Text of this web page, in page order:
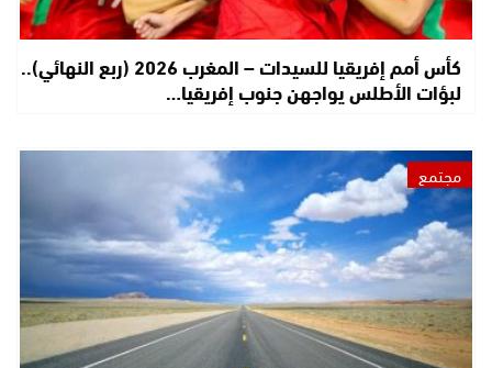
كأس أمم إفريقيا للسيدات – المغرب 2026 (ربع النهائي)..
لبؤات الأطلس يواجهن جنوب إفريقيا…
مجتمع